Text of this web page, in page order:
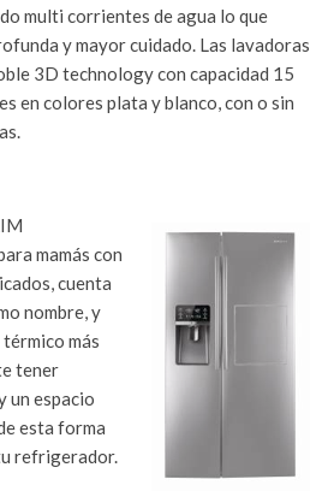
multi corrientes de agua lo que
y mayor cuidado. Las lavadoras
3D technology con capacidad 15
en colores plata y blanco, con o sin
mamás con
cuenta
nombre, y
más
tener
un espacio
esta forma
refrigerador.